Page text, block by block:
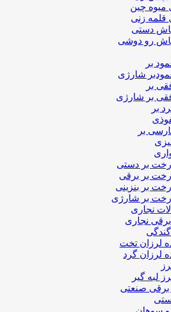
میوه چین
قلمه زنی
دستی
رو دوشی
بر
شارژی
بر
بر شارژی
بر
بر
بر دستی
بر برقی
بر بنزینی
بر شارژی
نجاری
برقی نجاری
لرزان تخت
لرزان گرد
لبه گیر
برقی صنعتی